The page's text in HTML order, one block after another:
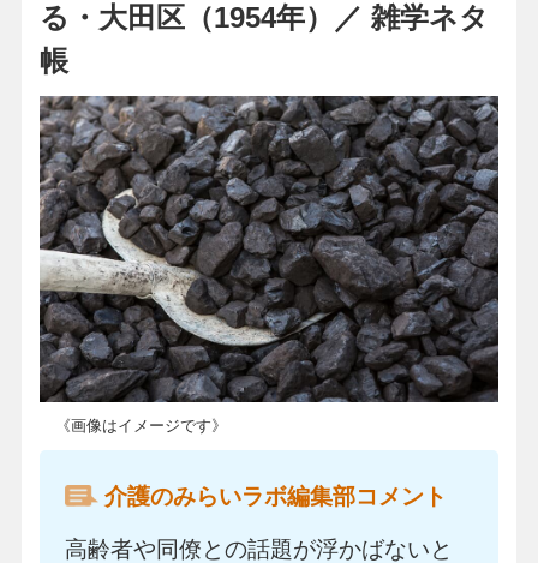
る・大田区（1954年）／ 雑学ネタ
帳
《画像はイメージです》
介護のみらいラボ編集部コメント
高齢者や同僚との話題が浮かばないと